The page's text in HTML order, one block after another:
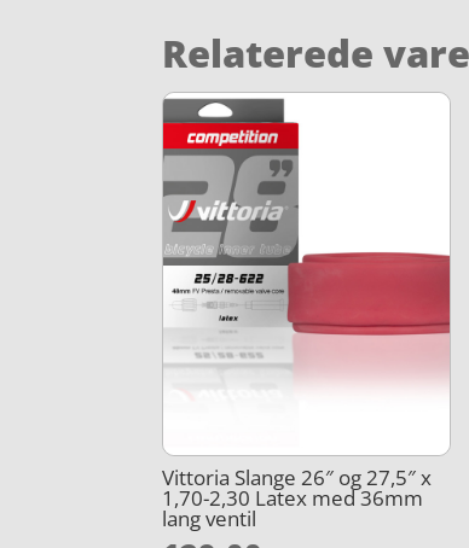
Relaterede
Vittoria Slange 26″ og 27,5″ x
1,70-2,30 Latex med 36mm
lang ventil